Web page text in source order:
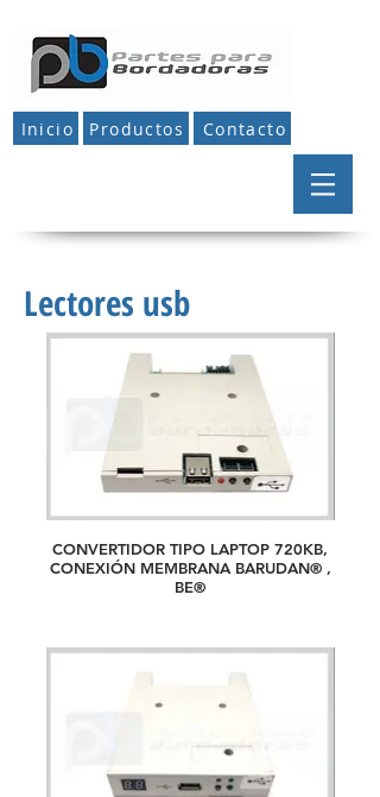
Inicio Productos Contacto
Lectores usb
CONVERTIDOR TIPO LAPTOP 720KB,
CONEXIÓN MEMBRANA BARUDAN® ,
BE®